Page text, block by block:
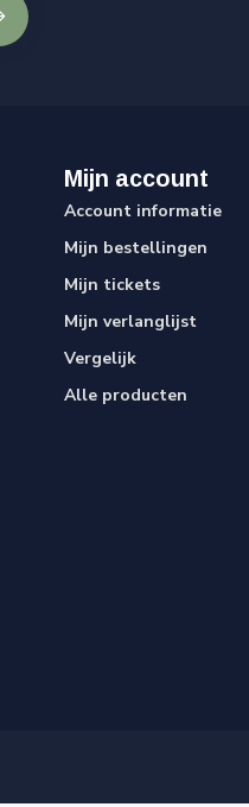
Mijn account
Account informatie
Mijn bestellingen
Mijn tickets
Mijn verlanglijst
Vergelijk
Alle producten